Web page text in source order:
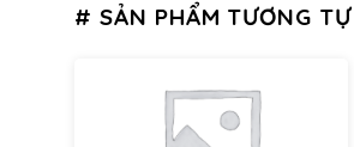
# SẢN PHẨM TƯƠNG TỰ